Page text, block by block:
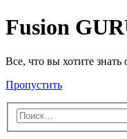
Fusion
Все, что вы хотите
Пропустить